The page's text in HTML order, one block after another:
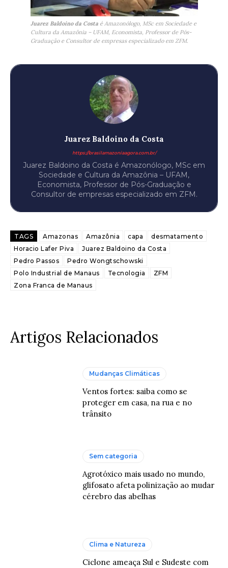
Juarez Baldoino da Costaé Amazonólogo, MSc em Sociedade e
Cultura da Amazônia – UFAM, Economista, Professor de Pós-
Graduação e Consultor de empresas especializado em ZFM.
Juarez Baldoino da Costa
https://brasilamazoniaagora.com.br/
Juarez Baldoino da Costa é Amazonólogo, MSc em
Sociedade e Cultura da Amazônia – UFAM,
Economista, Professor de Pós-Graduação e
Consultor de empresas especializado em ZFM.
TAGS Amazonas Amazônia capa
desmatamento
Horacio Lafer Piva
Juarez Baldoino da Costa
Pedro Passos
Pedro Wongtschowski
Polo Industrial de Manaus
Tecnologia
ZFM
Zona Franca de Manaus
Artigos Relacionados
Mudanças Climáticas
Ventos fortes: saiba como se
proteger em casa, na rua e no
trânsito
Sem categoria
Agrotóxico mais usado no mundo,
glifosato afeta polinização ao mudar
cérebro das abelhas
Clima e Natureza
Ciclone ameaça Sul e Sudeste com